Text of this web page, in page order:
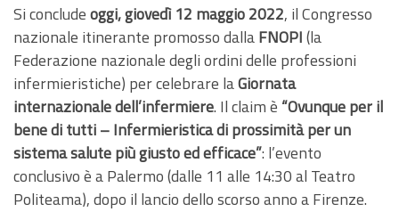
Si concludeoggi, giovedì 12 maggio 2022, il Congresso
nazionale itinerante promosso dallaFNOPI(la
Federazione nazionale degli ordini delle professioni
infermieristiche) per celebrare laGiornata
internazionale dell’infermiere. Il claim è “Ovunque per il
bene di tutti – Infermieristica di prossimità per un
sistema salute più giusto ed efficace”: l’evento
conclusivo è a Palermo (dalle 11 alle 14:30 al Teatro
Politeama), dopo il lancio dello scorso anno a Firenze.